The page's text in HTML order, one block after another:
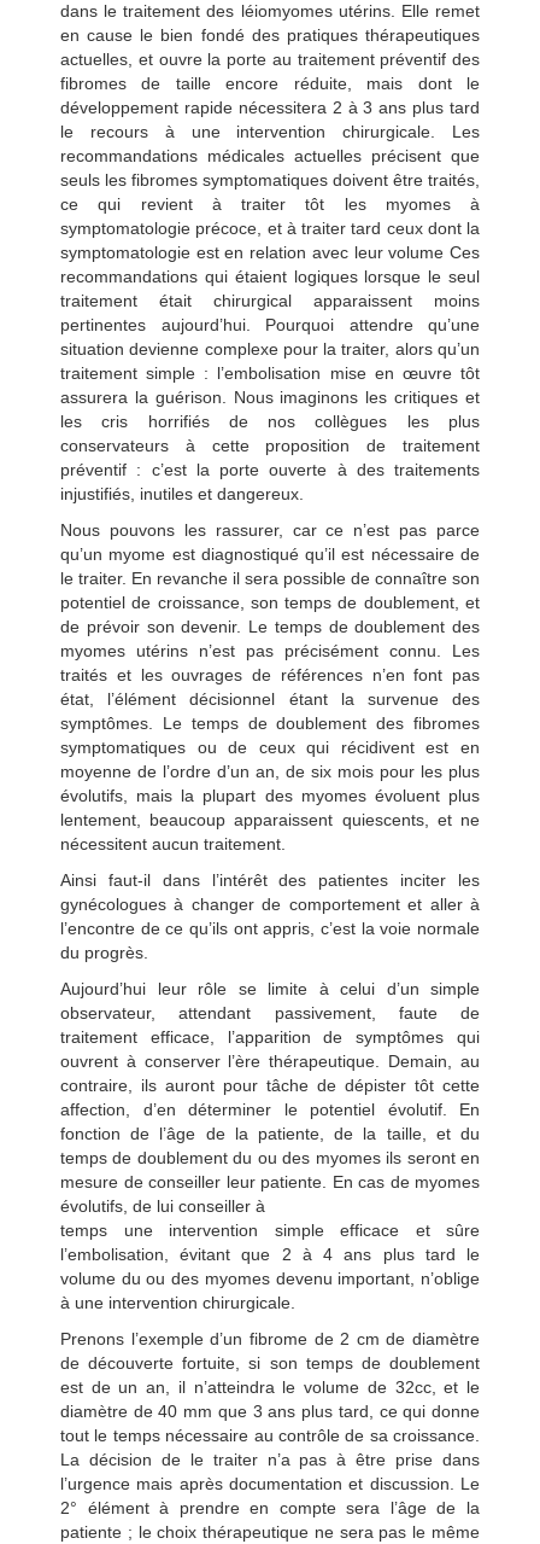
dans le traitement des léiomyomes utérins. Elle remet
en cause le bien fondé des pratiques thérapeutiques
actuelles, et ouvre la porte au traitement préventif des
fibromes de taille encore réduite, mais dont le
développement rapide nécessitera 2 à 3 ans plus tard
le recours à une intervention chirurgicale. Les
recommandations médicales actuelles précisent que
seuls les fibromes symptomatiques doivent être traités,
ce qui revient à traiter tôt les myomes à
symptomatologie précoce, et à traiter tard ceux dont la
symptomatologie est en relation avec leur volume Ces
recommandations qui étaient logiques lorsque le seul
traitement était chirurgical apparaissent moins
pertinentes aujourd’hui. Pourquoi attendre qu’une
situation devienne complexe pour la traiter, alors qu’un
traitement simple : l’embolisation mise en œuvre tôt
assurera la guérison. Nous imaginons les critiques et
les cris horrifiés de nos collègues les plus
conservateurs à cette proposition de traitement
préventif : c’est la porte ouverte à des traitements
injustifiés, inutiles et dangereux.
Nous pouvons les rassurer, car ce n’est pas parce
qu’un myome est diagnostiqué qu’il est nécessaire de
le traiter. En revanche il sera possible de connaître son
potentiel de croissance, son temps de doublement, et
de prévoir son devenir. Le temps de doublement des
myomes utérins n’est pas précisément connu. Les
traités et les ouvrages de références n’en font pas
état, l’élément décisionnel étant la survenue des
symptômes. Le temps de doublement des fibromes
symptomatiques ou de ceux qui récidivent est en
moyenne de l’ordre d’un an, de six mois pour les plus
évolutifs, mais la plupart des myomes évoluent plus
lentement, beaucoup apparaissent quiescents, et ne
nécessitent aucun traitement.
Ainsi faut-il dans l’intérêt des patientes inciter les
gynécologues à changer de comportement et aller à
l’encontre de ce qu’ils ont appris, c’est la voie normale
du progrès.
Aujourd’hui leur rôle se limite à celui d’un simple
observateur, attendant passivement, faute de
traitement efficace, l’apparition de symptômes qui
ouvrent à conserver l’ère thérapeutique. Demain, au
contraire, ils auront pour tâche de dépister tôt cette
affection, d’en déterminer le potentiel évolutif. En
fonction de l’âge de la patiente, de la taille, et du
temps de doublement du ou des myomes ils seront en
mesure de conseiller leur patiente. En cas de myomes
évolutifs, de lui conseiller à
temps une intervention simple efficace et sûre
l’embolisation, évitant que 2 à 4 ans plus tard le
volume du ou des myomes devenu important, n’oblige
à une intervention chirurgicale.
Prenons l’exemple d’un fibrome de 2 cm de diamètre
de découverte fortuite, si son temps de doublement
est de un an, il n’atteindra le volume de 32cc, et le
diamètre de 40 mm que 3 ans plus tard, ce qui donne
tout le temps nécessaire au contrôle de sa croissance.
La décision de le traiter n’a pas à être prise dans
l’urgence mais après documentation et discussion. Le
2° élément à prendre en compte sera l’âge de la
patiente ; le choix thérapeutique ne sera pas le même